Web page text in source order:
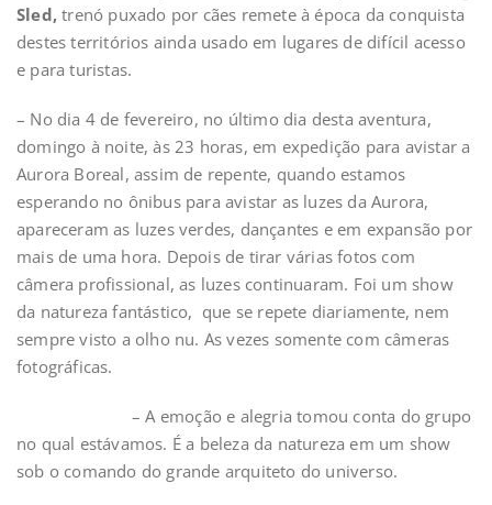
Sled,trenó puxado por cães remete à época da conquista
destes territórios ainda usado em lugares de difícil acesso
e para turistas.
– No dia 4 de fevereiro, no último dia desta aventura,
domingo à noite, às 23 horas, em expedição para avistar a
Aurora Boreal, assim de repente, quando estamos
esperando no ônibus para avistar as luzes da Aurora,
apareceram as luzes verdes, dançantes e em expansão por
mais de uma hora. Depois de tirar várias fotos com
câmera profissional, as luzes continuaram. Foi um show
da natureza fantástico, que se repete diariamente, nem
sempre visto a olho nu. As vezes somente com câmeras
fotográficas.
– A emoção e alegria tomou conta do grupo
no qual estávamos. É a beleza da natureza em um show
sob o comando do grande arquiteto do universo.